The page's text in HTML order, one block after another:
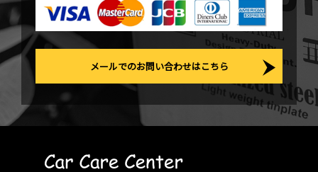
メールでのお問い合わせはこちら